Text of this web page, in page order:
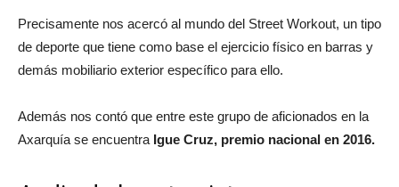
Precisamente nos acercó al mundo del Street Workout, un tipo
de deporte que tiene como base el ejercicio físico en barras y
demás mobiliario exterior específico para ello.
Además nos contó que entre este grupo de aficionados en la
Axarquía se encuentra Igue Cruz, premio nacional en 2016.